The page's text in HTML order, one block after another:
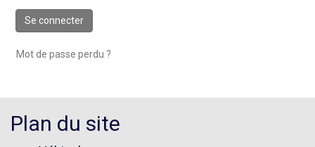
Se connecter
Mot de passe perdu ?
Plan du site